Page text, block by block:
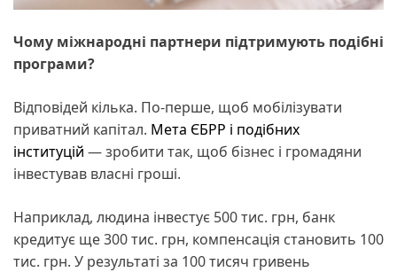
Чому міжнародні партнери підтримують подібні
програми?
Відповідей кілька. По-перше, щоб мобілізувати
приватний капітал. Мета ЄБРР і подібних
інституцій — зробити так, щоб бізнес і громадяни
інвестував власні гроші.
Наприклад, людина інвестує 500 тис. грн, банк
кредитує ще 300 тис. грн, компенсація становить 100
тис. грн. У результаті за 100 тисяч гривень